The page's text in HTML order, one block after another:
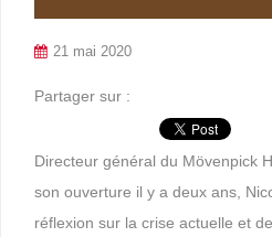
21 mai 2020
Partager sur :
Directeur général du Mövenpick
son ouverture il y a deux ans,
réflexion sur la crise actuelle et